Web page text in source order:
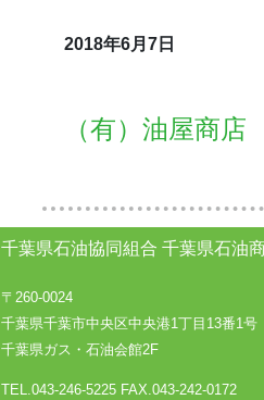
2018年6月7日
（有）油屋商店
千葉県石油協同組合 千葉県石油
〒260-0024
千葉県千葉市中央区中央港1丁目13番1号
千葉県ガス・石油会館2F
TEL.043-246-5225 FAX.043-242-0172